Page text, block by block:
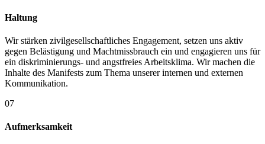
Haltung
Wir stärken zivilgesellschaftliches Engagement, setzen uns aktiv
gegen Belästigung und Machtmissbrauch ein und engagieren uns für
ein diskriminierungs- und angstfreies Arbeitsklima. Wir machen die
Inhalte des Manifests zum Thema unserer internen und externen
Kommunikation.
07
Aufmerksamkeit